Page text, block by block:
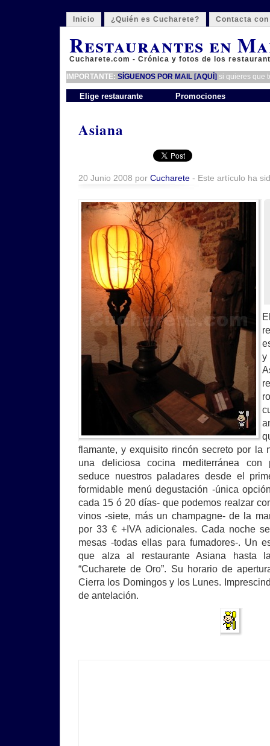
Inicio ¿Quién es Cucharete? Contacta
Restaurantes en
Cucharete.com - Crónica y fotos de los
IMPORTANTE: SÍGUENOS POR MAIL [AQUÍ] si quieres que
Elige restaurante Promociones
Asiana
20 Junio 2008 por Cucharete - Este artículo ha
y
flamante, y exquisito rincón secreto por la
una deliciosa cocina mediterránea con
seduce nuestros paladares desde el
formidable menú degustación -única
cada 15 ó 20 días- que podemos realzar
vinos -siete, más un champagne- de la
por 33 € +IVA adicionales. Cada noche
mesas -todas ellas para fumadores-. Un
que alza al restaurante Asiana hasta
“Cucharete de Oro”. Su horario de
Cierra los Domingos y los Lunes.
de antelación.